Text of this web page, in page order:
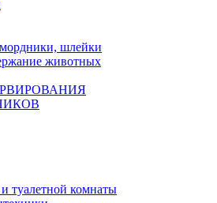
шлейки
животных
туалетной комнаты